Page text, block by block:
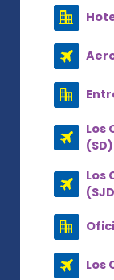
Los
(SD)
Los
Los